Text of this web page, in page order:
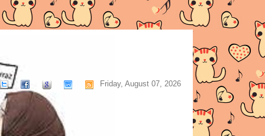
Friday, August 07, 2026